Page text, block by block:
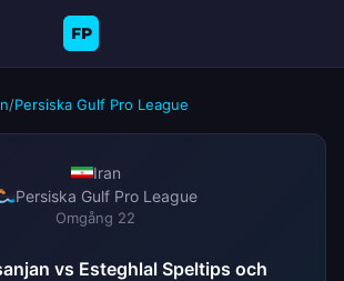
FP
/Persiska Gulf Pro League
Iran
Persiska Gulf Pro League
Omgång 22
vs Esteghlal Speltips och